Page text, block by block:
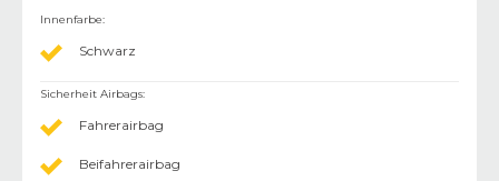
Innenfarbe:
Schwarz
Sicherheit Airbags:
Fahrerairbag
Beifahrerairbag